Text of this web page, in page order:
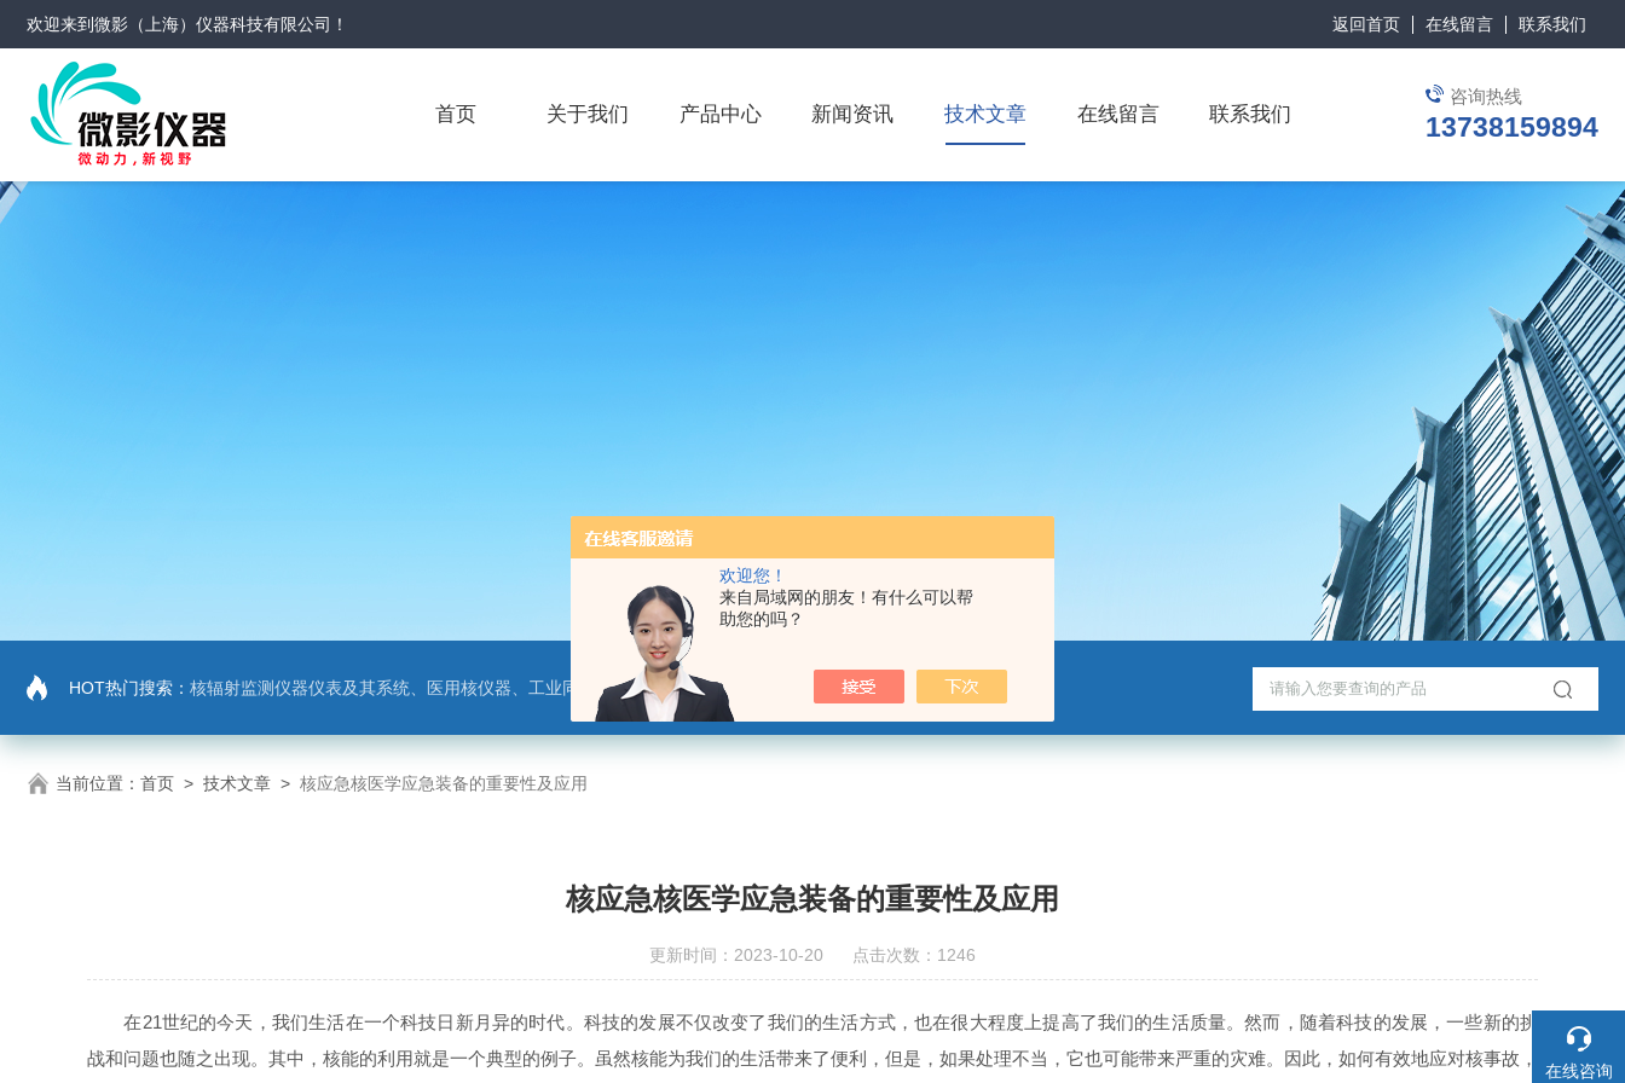
欢迎您！
来自局域网的朋友！有什么可以帮
助您的吗？
欢迎来到微影（上海）仪器科技有限公司 ！ 返回首页 在线留言 联系我们
咨询热线
13738159894
首页 关于我们 产品中心 新闻资讯 技术文章 在线留言 联系我们
HOT热门搜索： 核辐射监测仪器仪表及其系统、医用核仪器、工业同位素应用仪器
当前位置： 首页 > 技术文章 > 核应急核医学应急装备的重要性及应用
核应急核医学应急装备的重要性及应用
更新时间：2023-10-20 点击次数：1246
在21世纪的今天，我们生活在一个科技日新月异的时代。科技的发展不仅改变了我们的生活方式，也在很大程度上提高了我们的生活质量。然而，随着科技的发展，一些新的挑
战和问题也随之出现。其中，核能的利用就是一个典型的例子。虽然核能为我们的生活带来了便利，但是，如果处理不当，它也可能带来严重的灾难。因此，如何有效地应对核事故，
在线咨询